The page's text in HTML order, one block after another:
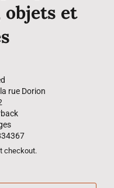
et
rue Dorion
checkout.